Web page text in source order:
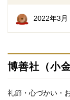
2022年3月
博善社（小
礼節・心づかい・